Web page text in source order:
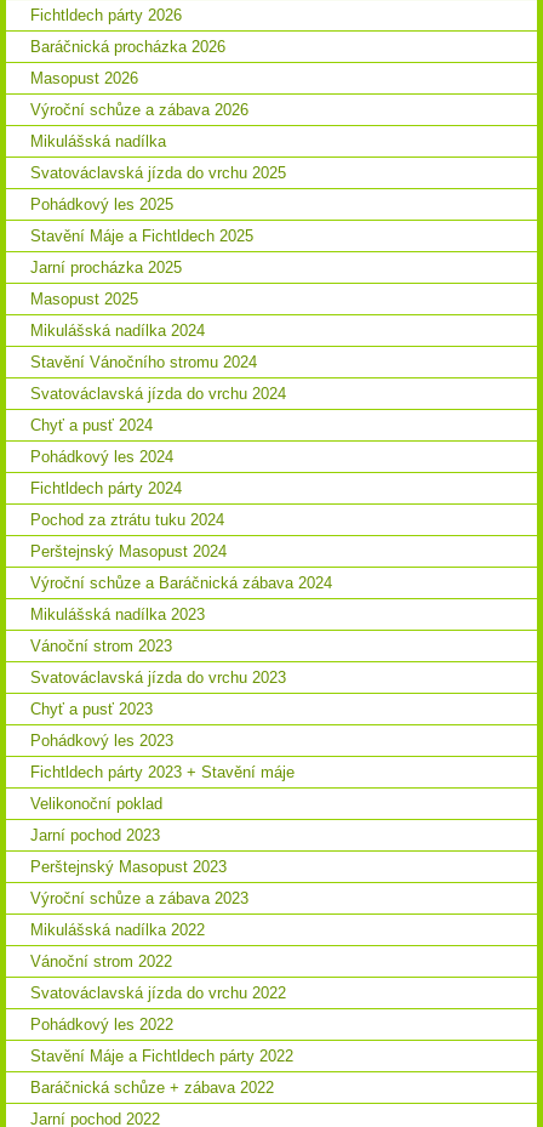
Fichtldech párty 2026
Baráčnická procházka 2026
Masopust 2026
Výroční schůze a zábava 2026
Mikulášská nadílka
Svatováclavská jízda do vrchu 2025
Pohádkový les 2025
Stavění Máje a Fichtldech 2025
Jarní procházka 2025
Masopust 2025
Mikulášská nadílka 2024
Stavění Vánočního stromu 2024
Svatováclavská jízda do vrchu 2024
Chyť a pusť 2024
Pohádkový les 2024
Fichtldech párty 2024
Pochod za ztrátu tuku 2024
Perštejnský Masopust 2024
Výroční schůze a Baráčnická zábava 2024
Mikulášská nadílka 2023
Vánoční strom 2023
Svatováclavská jízda do vrchu 2023
Chyť a pusť 2023
Pohádkový les 2023
Fichtldech párty 2023 + Stavění máje
Velikonoční poklad
Jarní pochod 2023
Perštejnský Masopust 2023
Výroční schůze a zábava 2023
Mikulášská nadílka 2022
Vánoční strom 2022
Svatováclavská jízda do vrchu 2022
Pohádkový les 2022
Stavění Máje a Fichtldech párty 2022
Baráčnická schůze + zábava 2022
Jarní pochod 2022